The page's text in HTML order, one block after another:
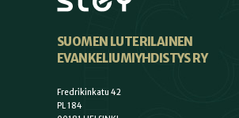
SUOMEN LUTERILAINEN
EVANKELIUMIYHDISTYS RY
Fredrikinkatu 42
PL 184